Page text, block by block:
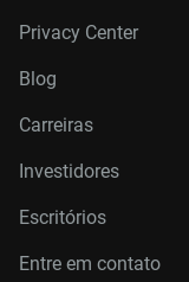
Privacy Center
Blog
Carreiras
Investidores
Escritórios
Entre em contato